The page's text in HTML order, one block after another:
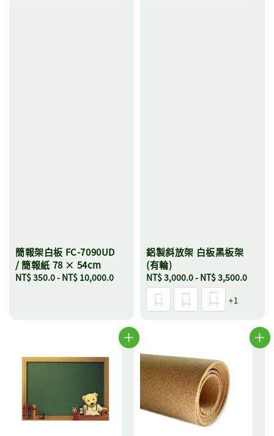
簡報架白板 FC-7090UD
/ 簡報紙 78 × 54cm
Regular
NT$ 350.0- NT$ 10,000.0
鋁製斜放架 白板黑板架
(有輪)
Regular
price
NT$ 3,000.0- NT$ 3,500.0
+1